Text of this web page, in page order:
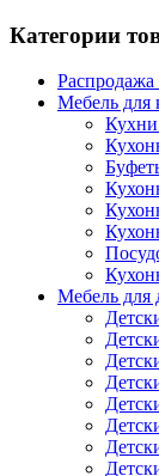
Категории
Распродажа
Мебель для
Мебель для